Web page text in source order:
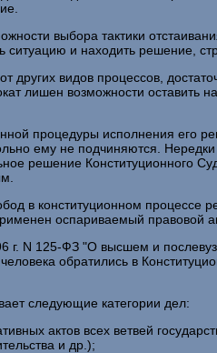
выбора тактики
и находить решение,
других видов процессов,
лишен возможности оставить
процедуры исполнения его
ему не подчиняются.
решение Конституционного
в конституционном процессе
оспариваемый правовой
г. N 125-ФЗ "О высшем и
обратились в
следующие категории дел:
актов всех ветвей
и др.);